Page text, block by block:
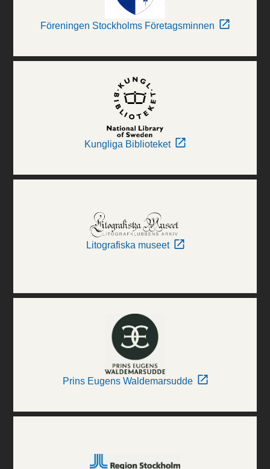
Föreningen Stockholms Företagsminnen
Kungliga Biblioteket
Litografiska museet
Prins Eugens Waldemarsudde